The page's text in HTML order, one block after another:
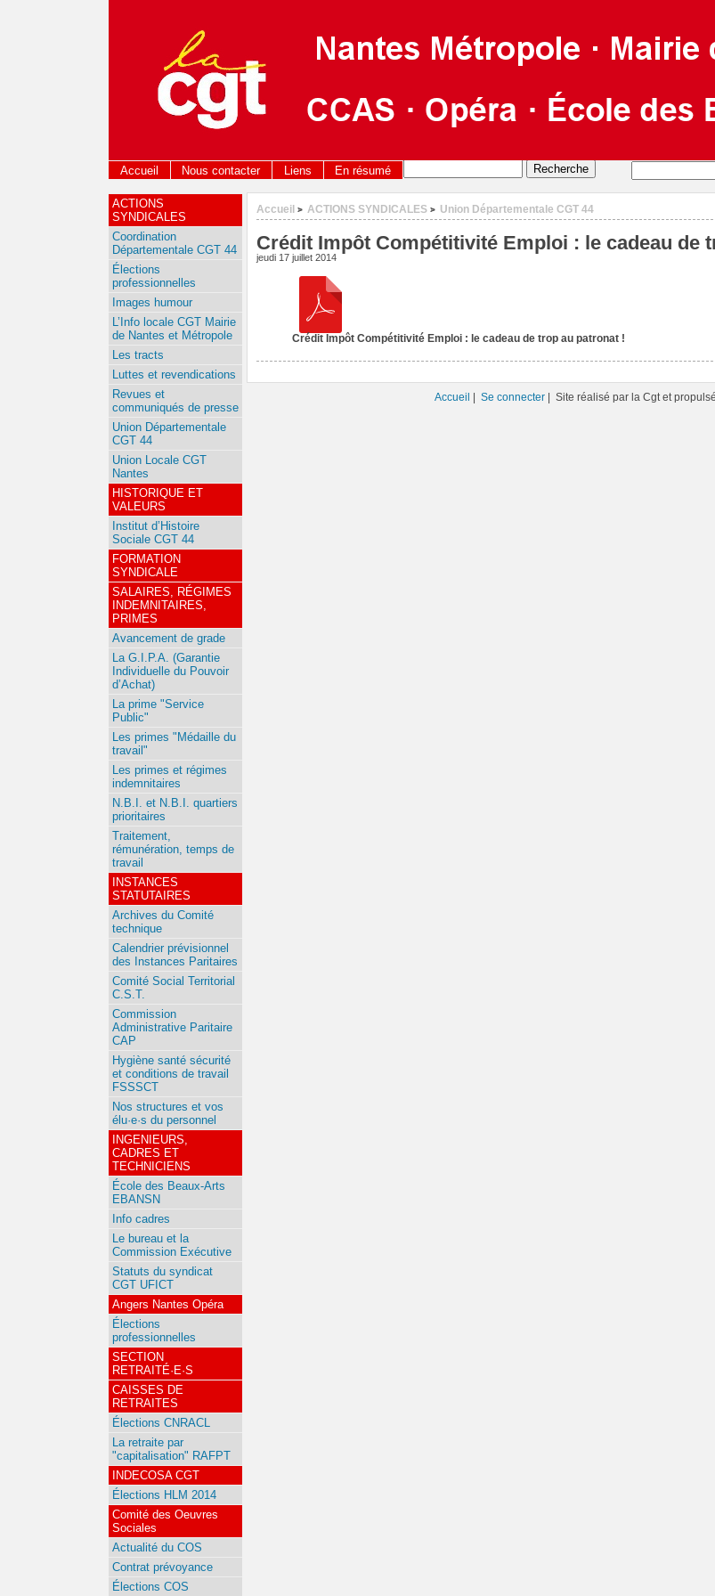
Accueil Nous contacter Liens En résumé
Accueil > ACTIONS SYNDICALES > Union Départementale CGT 44
Crédit Impôt Compétitivité Emploi : le cadeau de
jeudi 17 juillet 2014
Crédit Impôt Compétitivité Emploi : le cadeau de trop au patronat !
ACTIONS
SYNDICALES
Coordination
Départementale CGT 44
Élections
professionnelles
Images humour
L’Info locale CGT Mairie
de Nantes et Métropole
Les tracts
Luttes et revendications
Revues et
communiqués de presse
Union Départementale
CGT 44
Union Locale CGT
Nantes
HISTORIQUE ET
VALEURS
Institut d’Histoire
Sociale CGT 44
FORMATION
SYNDICALE
SALAIRES, RÉGIMES
INDEMNITAIRES,
PRIMES
Avancement de grade
La G.I.P.A. (Garantie
Individuelle du Pouvoir
d’Achat)
La prime "Service
Public"
Les primes "Médaille du
travail"
Les primes et régimes
indemnitaires
N.B.I. et N.B.I. quartiers
prioritaires
Traitement,
rémunération, temps de
travail
INSTANCES
STATUTAIRES
Archives du Comité
technique
Calendrier prévisionnel
des Instances Paritaires
Comité Social Territorial
C.S.T.
Commission
Administrative Paritaire
CAP
Hygiène santé sécurité
et conditions de travail
FSSSCT
Nos structures et vos
élu·e·s du personnel
INGENIEURS,
CADRES ET
TECHNICIENS
École des Beaux-Arts
EBANSN
Info cadres
Le bureau et la
Commission Exécutive
Statuts du syndicat
CGT UFICT
Angers Nantes Opéra
Élections
professionnelles
SECTION
RETRAITÉ·E·S
CAISSES DE
RETRAITES
Élections CNRACL
La retraite par
"capitalisation" RAFPT
INDECOSA CGT
Élections HLM 2014
Comité des Oeuvres
Sociales
Actualité du COS
Contrat prévoyance
Élections COS
Accueil | Se connecter| Site réalisé par la Cgt et